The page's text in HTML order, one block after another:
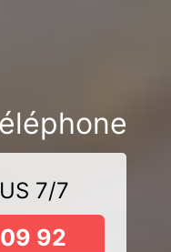
7/7
92